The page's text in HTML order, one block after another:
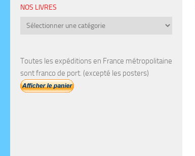
NOS LIVRES
Nos
Toutes les expéditions en France métropolitaine
sont franco de port. (excepté les posters)